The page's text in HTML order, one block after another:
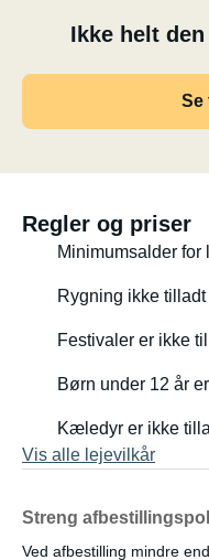
Ikke helt
Se
Regler og priser
Minimumsalder for
Rygning ikke tilladt
Festivaler er ikke
Børn under 12 år
Kæledyr er ikke
Vis alle lejevilkår
Streng
Ved afbestilling mindre